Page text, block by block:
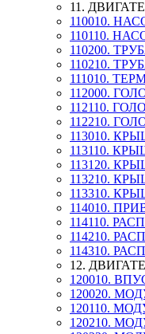
11.
110010.
110110.
110200.
110210.
111010.
112000.
112110.
112210.
113010.
113110.
113120.
113210.
113310.
114010.
114110.
114210.
114310.
12.
120010.
120020.
120110.
120210.